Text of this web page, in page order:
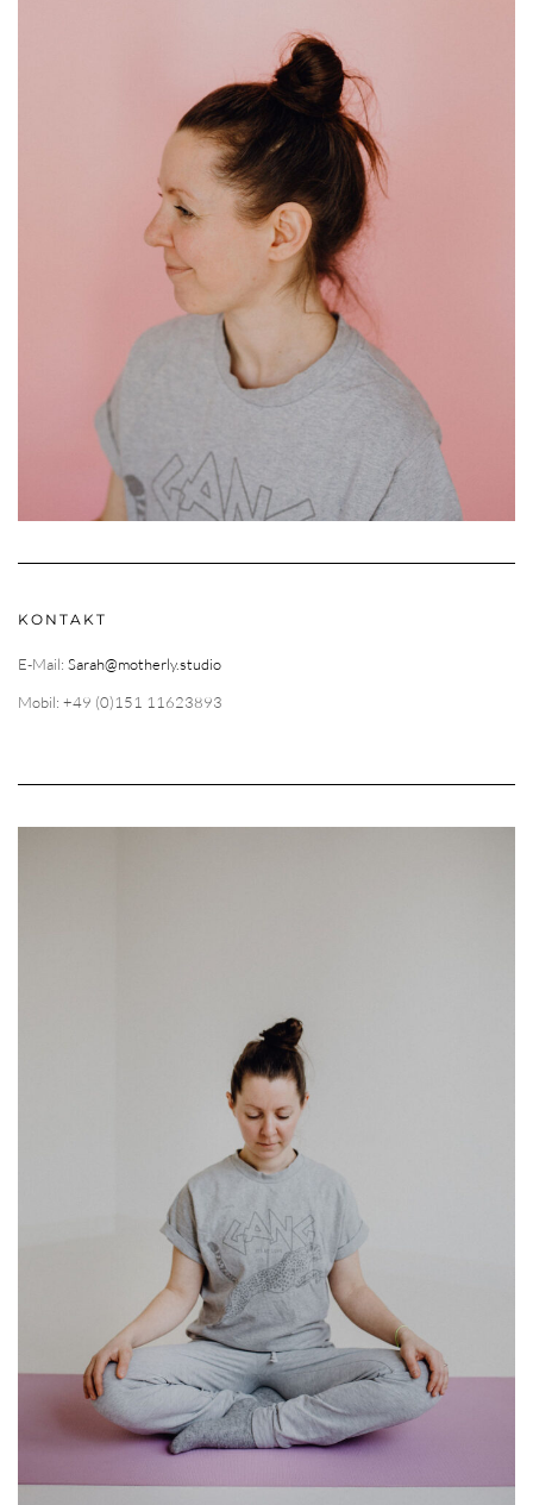
KONTAKT
E-Mail: Sarah@motherly.studio
Mobil: +49 (0)151 11623893